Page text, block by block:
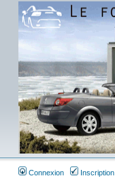
Connexion Inscription